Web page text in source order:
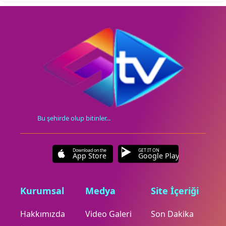
Bu şehirde olup bitinler...
Download on the
App Store
GET IT ON
Google Play
Kurumsal
Hakkımızda
Medya
Video Galeri
Site İçeriği
Son Dakika